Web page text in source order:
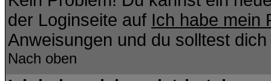
der Loginseite auf Ich habe mein
Anweisungen und du solltest
Nach oben